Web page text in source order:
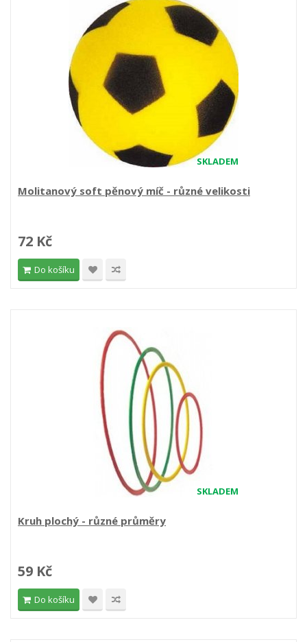
SKLADEM
Molitanový soft pěnový míč - různé velikosti
72 Kč
Do košíku
SKLADEM
Kruh plochý - různé průměry
59 Kč
Do košíku